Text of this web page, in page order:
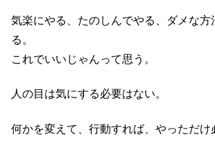
気楽にやる、たのしんでやる、ダメな方
る。
これでいいじゃんって思う。
人の目は気にする必要はない。
何かを変えて、行動すれば、やっただけ